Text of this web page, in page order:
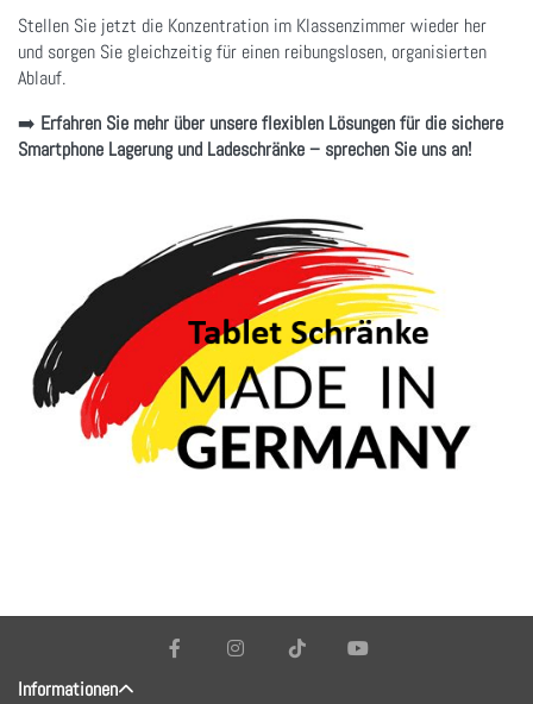
Stellen Sie jetzt die Konzentration im Klassenzimmer wieder her
und sorgen Sie gleichzeitig für einen reibungslosen, organisierten
Ablauf.
➡️ Erfahren Sie mehr über unsere flexiblen Lösungen für die sichere
Smartphone Lagerung und Ladeschränke – sprechen Sie uns an!
Informationen